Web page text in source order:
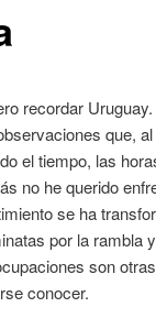
recordar
que,
el tiempo, las
no he querido
se ha
por la rambla
son
conocer.